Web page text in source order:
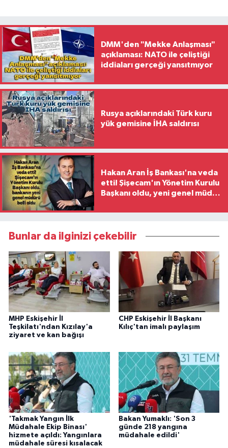
DMM'den "Mekke Anlaşması"
açıklaması: NATO ile çeliştiği
iddiaları gerçeği yansıtmıyor
Rusya açıklarındaki Türk kuru
yük gemisine İHA saldırısı
Hakan Aran İş Bankası'na veda
etti! Şişecam'ın Yönetim Kurulu
Başkanı oldu, yeni genel müdür
Bunlar da ilginizi çekebilir
MHP Eskişehir İl
Teşkilatı'ndan Kızılay'a
ziyaret ve kan bağışı
CHP Eskişehir İl Başkanı
Kılıç'tan imalı paylaşım
'Takmak Yangın İlk
Müdahale Ekip Binası'
hizmete açıldı: Yangınlara
müdahale süresi kısalacak
Bakan Yumaklı: 'Son 3
günde 218 yangına
müdahale edildi'